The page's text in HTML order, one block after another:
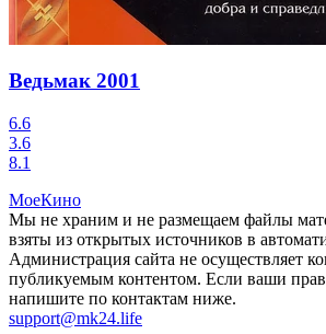
Ведьмак 2001
6.6
3.6
8.1
МоеКино
Мы не храним и не размещаем файлы
взяты из открытых источников в
Администрация сайта не осуществляет
публикуемым контентом. Если ваши
напишите по контактам ниже.
support@mk24.life